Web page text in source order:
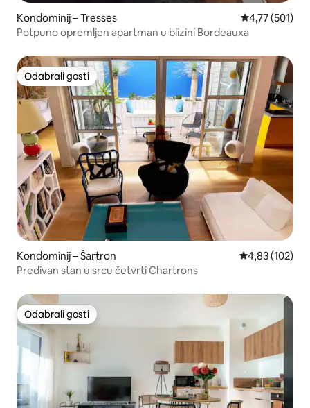
Kondominij – Tresses Prosječna
4,77 (501)
Potpuno opremljen apartman u blizini Bordeauxa
Odabrali gosti
Odabrali gosti
Kondominij – Šartron Prosječna
4,83 (102)
Predivan stan u srcu četvrti Chartrons
Odabrali gosti
Odabrali gosti